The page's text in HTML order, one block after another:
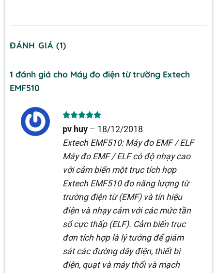
ĐÁNH GIÁ (1)
1 đánh giá cho Máy đo điện từ trường Extech
EMF510
Được xếp
hạng55
sao
pv huy – 18/12/2018
Extech EMF510: Máy đo EMF / ELF
Máy đo EMF / ELF có độ nhạy cao
với cảm biến một trục tích hợp
Extech EMF510 đo năng lượng từ
trường điện từ (EMF) và tín hiệu
điện và nhạy cảm với các mức tần
số cực thấp (ELF). Cảm biến trục
đơn tích hợp là lý tưởng để giám
sát các đường dây điện, thiết bị
điện, quạt và máy thổi và mạch